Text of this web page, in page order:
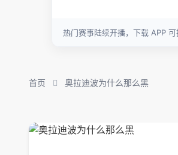
首页 奥拉迪波为什么那么黑